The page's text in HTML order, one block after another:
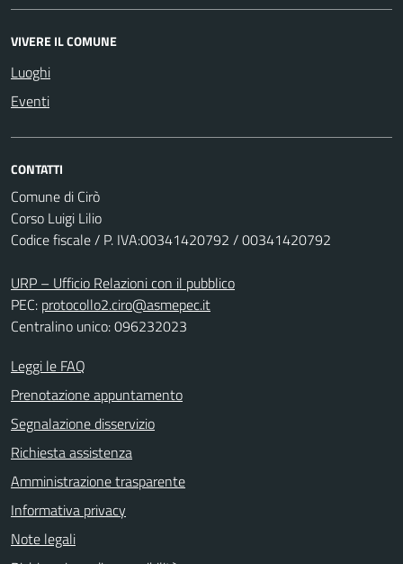
VIVERE IL COMUNE
Luoghi
Eventi
CONTATTI
Comune di Cirò
Corso Luigi Lilio
Codice fiscale / P. IVA:00341420792 / 00341420792
URP – Ufficio Relazioni con il pubblico
PEC: protocollo2.ciro@asmepec.it
Centralino unico: 096232023
Leggi le FAQ
Prenotazione appuntamento
Segnalazione disservizio
Richiesta assistenza
Amministrazione trasparente
Informativa privacy
Note legali